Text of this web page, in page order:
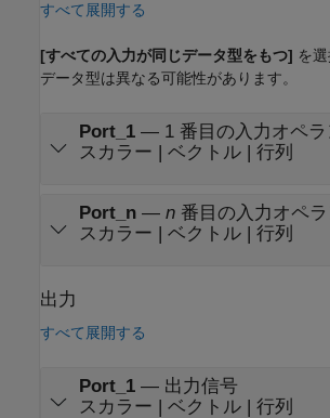
すべて展開する
[すべての入力が同じデータ型をもつ] を
データ型は異なる可能性があります。
Port_1— 1 番目の入力オペ
スカラー | ベクトル | 行列
Port_n— n番目の入力オペ
スカラー | ベクトル | 行列
出力
すべて展開する
Port_1— 出力信号
スカラー | ベクトル | 行列